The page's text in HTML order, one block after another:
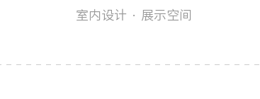
室内设计 · 展示空间